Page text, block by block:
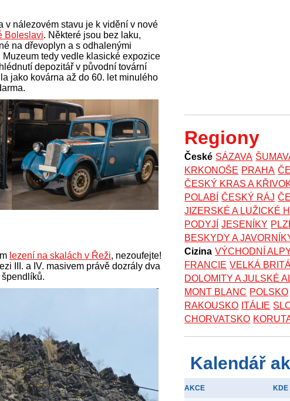
v nálezovém stavu je k vidění v nové
Boleslavi. Některé jsou bez laku,
na dřevoplyn a s odhalenými
tedy vedle klasické expozice
depozitář v původní tovární
jako kovárna až do 60. let minulého
lezení na skalách v Řeži, nezoufejte!
III. a IV. masivem právě dozrály dva
Regiony
České SÁZAVA
KRKONOŠE PRAHA
ČESKÝ KRAS A
POLABÍ
ČESKÝ RÁJ
JIZERSKÉ A LUŽICKÉ
PODYJÍ
JESENÍKY
BESKYDY A
Cizina VÝCHODNÍ
FRANCIE VELKÁ
DOLOMITY A JULSKÉ
MONT BLANC POLSKO
RAKOUSKO ITÁLIE
CHORVATSKO
Kalendář
AKCE KDE